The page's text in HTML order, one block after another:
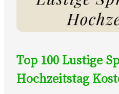
Top 100 Lustige
Hochzeitstag